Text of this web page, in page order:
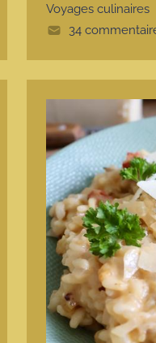
Voyages culinaires
34